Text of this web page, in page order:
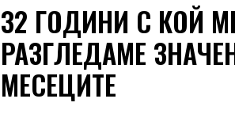
32 ГОДИНИ С КОЙ
РАЗГЛЕДАМЕ
МЕСЕЦИТЕ